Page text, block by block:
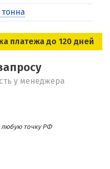
платежа до 120 дней
у менеджера
любую точку РФ